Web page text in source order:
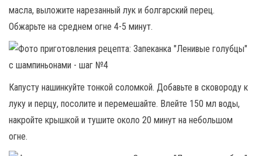
масла, выложите нарезанный лук и болгарский перец.
Обжарьте на среднем огне 4-5 минут.
Капусту нашинкуйте тонкой соломкой. Добавьте в сковороду к
луку и перцу, посолите и перемешайте. Влейте 150 мл воды,
накройте крышкой и тушите около 20 минут на небольшом
огне.